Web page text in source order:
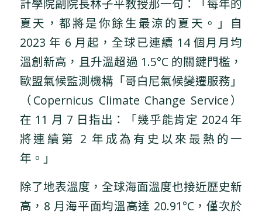
計學院副院長林子平教授那一句：「每年的
夏天，都將是你餘生最涼的夏天。」自
2023 年 6 月起，全球已連續 14 個月月均
溫創新高，且升溫超過 1.5°C 的關鍵門檻，
歐盟氣候監測機構「哥白尼氣候變遷服務」
（Copernicus Climate Change Service）
在 11 月 7 日指出：「幾乎能肯定 2024 年
將連續第 2 年成為有史以來最熱的一
年。」
除了地表溫度，全球海面溫度也接近歷史新
高，8 月海平面均溫高達 20.91°C，僅次於